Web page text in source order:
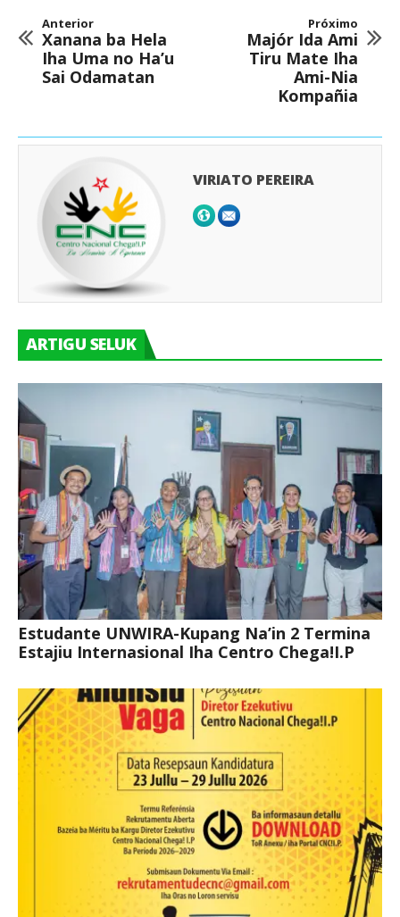
Anterior
Xanana ba Hela
Iha Uma no Ha’u
Sai Odamatan
Próximo
Majór Ida Ami
Tiru Mate Iha
Ami-Nia
Kompañia
VIRIATO PEREIRA
ARTIGU SELUK
Estudante UNWIRA-Kupang Na’in 2 Termina
Estajiu Internasional Iha Centro Chega!I.P